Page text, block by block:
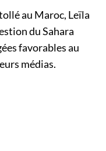
au Maroc, Leïla
du Sahara
favorables au
médias.